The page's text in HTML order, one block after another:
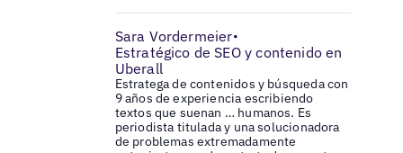
Sara Vordermeier•
Estratégico de SEO y contenido en
Uberall
Estratega de contenidos y búsqueda con
9 años de experiencia escribiendo
textos que suenan … humanos. Es
periodista titulada y una solucionadora
de problemas extremadamente